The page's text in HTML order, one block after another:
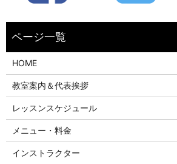
HOME
教室案内＆代表挨拶
レッスンスケジュール
メニュー・料金
インストラクター